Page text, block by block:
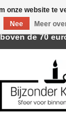
onze website te
Nee
Meer
bij Trotz
de 70